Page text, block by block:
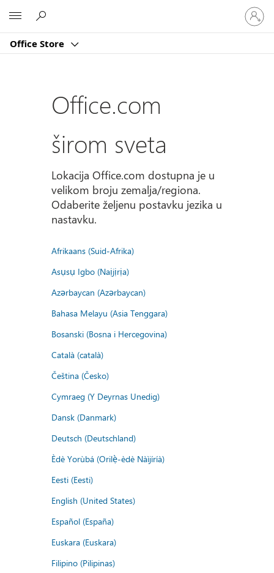
Office Store
Prijavite
se
na
Office.com
širom sveta
Lokacija Office.com dostupna je u
velikom broju zemalja/regiona.
Odaberite željenu postavku jezika u
nastavku.
Afrikaans (Suid-Afrika)
Asụsụ Igbo (Naịjịrịa)
Azərbaycan (Azərbaycan)
Bahasa Melayu (Asia Tenggara)
Bosanski (Bosna i Hercegovina)
Català (català)
Čeština (Česko)
Cymraeg (Y Deyrnas Unedig)
Dansk (Danmark)
Deutsch (Deutschland)
Èdè Yorùbá (Orilẹ̀-èdè Nàìjíríà)
Eesti (Eesti)
English (United States)
Español (España)
Euskara (Euskara)
Filipino (Pilipinas)